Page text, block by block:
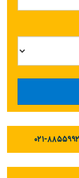
۸۸۵۵۹۹۲۵